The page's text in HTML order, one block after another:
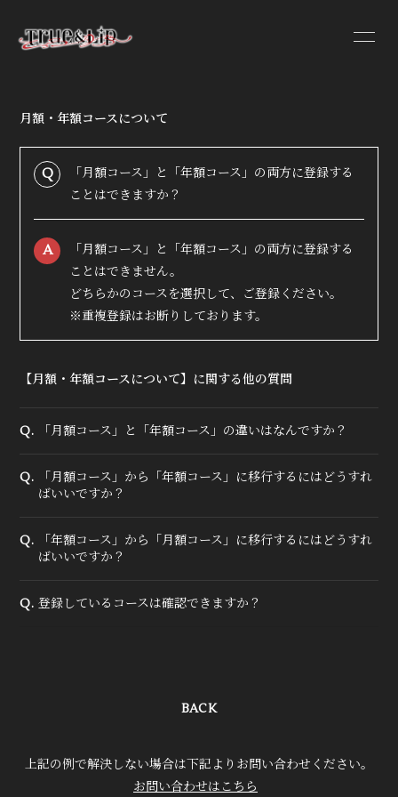
INFORMATION
PROFILE
DISCOGRAPHY
True&Lip
会員登録
月額・年額コースについて
Q
「月額コース」と「年額コース」の両方に登録する
ことはできますか？
A
「月額コース」と「年額コース」の両方に登録する
ことはできません。
どちらかのコースを選択して、ご登録ください。
※重複登録はお断りしております。
【月額・年額コースについて】に関する他の質問
Q. 「月額コース」と「年額コース」の違いはなんですか？
Q.
「月額コース」から「年額コース」に移行するにはどうすれ
ばいいですか？
Q.
「年額コース」から「月額コース」に移行するにはどうすれ
ばいいですか？
Q. 登録しているコースは確認できますか？
BACK
上記の例で解決しない場合は下記よりお問い合わせください。
お問い合わせはこちら